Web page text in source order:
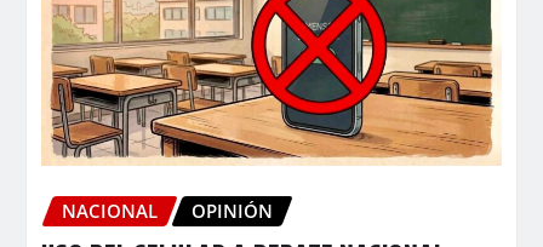
NACIONAL OPINIÓN